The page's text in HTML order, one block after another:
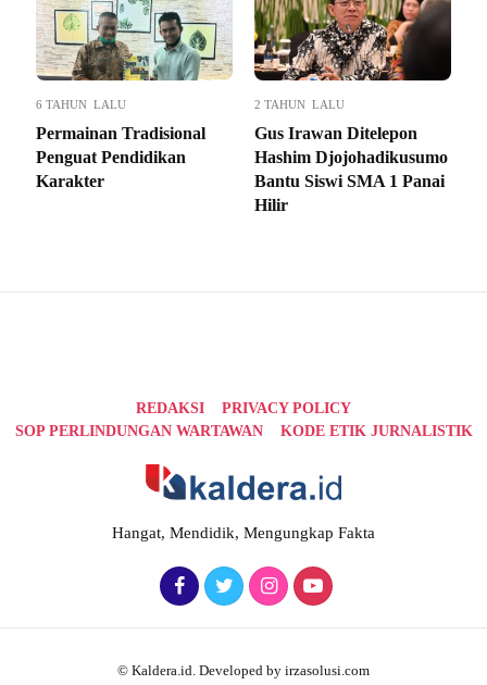
6 TAHUN LALU
Permainan Tradisional
Penguat Pendidikan
Karakter
2 TAHUN LALU
Gus Irawan Ditelepon
Hashim Djojohadikusumo
Bantu Siswi SMA 1 Panai
Hilir
REDAKSI
PRIVACY POLICY
SOP PERLINDUNGAN WARTAWAN
KODE ETIK JURNALISTIK
Hangat, Mendidik, Mengungkap Fakta
© Kaldera.id. Developed by irzasolusi.com